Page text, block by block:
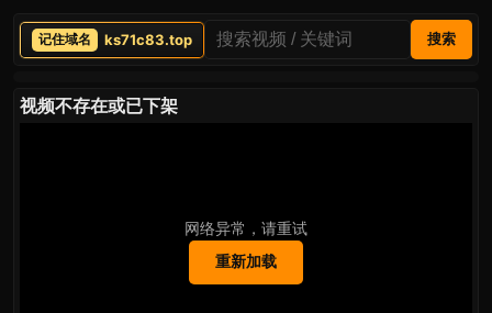
ks71c83.top 搜索
视频不存在或已下架
网络异常，请重试
重新加载